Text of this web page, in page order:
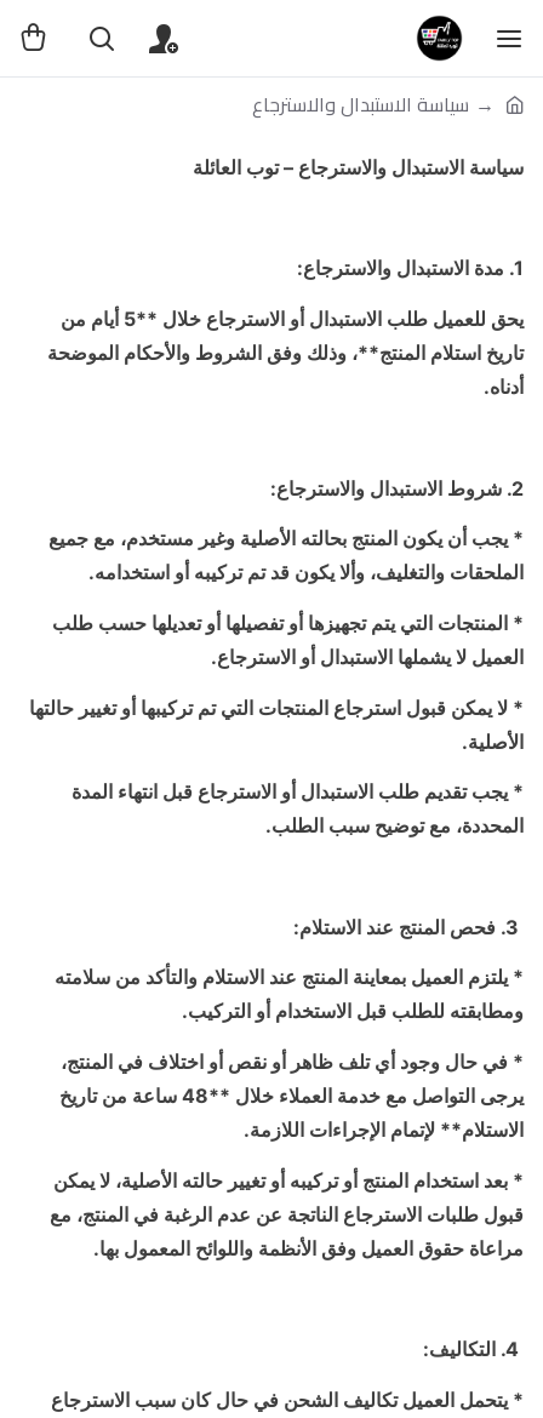
سياسة الاستبدال والاسترجاع
سياسة الاستبدال والاسترجاع – توب العائلة
1. مدة الاستبدال والاسترجاع:
يحق للعميل طلب الاستبدال أو الاسترجاع خلال **5 أيام من
تاريخ استلام المنتج**، وذلك وفق الشروط والأحكام الموضحة
أدناه.
2. شروط الاستبدال والاسترجاع:
* يجب أن يكون المنتج بحالته الأصلية وغير مستخدم، مع جميع
الملحقات والتغليف، وألا يكون قد تم تركيبه أو استخدامه.
* المنتجات التي يتم تجهيزها أو تفصيلها أو تعديلها حسب طلب
العميل لا يشملها الاستبدال أو الاسترجاع.
* لا يمكن قبول استرجاع المنتجات التي تم تركيبها أو تغيير حالتها
الأصلية.
* يجب تقديم طلب الاستبدال أو الاسترجاع قبل انتهاء المدة
المحددة، مع توضيح سبب الطلب.
* يلتزم العميل بمعاينة المنتج عند الاستلام والتأكد من سلامته
ومطابقته للطلب قبل الاستخدام أو التركيب.
* في حال وجود أي تلف ظاهر أو نقص أو اختلاف في المنتج،
يرجى التواصل مع خدمة العملاء خلال **48 ساعة من تاريخ
الاستلام** لإتمام الإجراءات اللازمة.
* بعد استخدام المنتج أو تركيبه أو تغيير حالته الأصلية، لا يمكن
قبول طلبات الاسترجاع الناتجة عن عدم الرغبة في المنتج، مع
مراعاة حقوق العميل وفق الأنظمة واللوائح المعمول بها.
* يتحمل العميل تكاليف الشحن في حال كان سبب الاسترجاع